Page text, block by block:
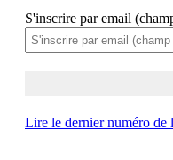
S'inscrire par email
Lire le dernier numéro de